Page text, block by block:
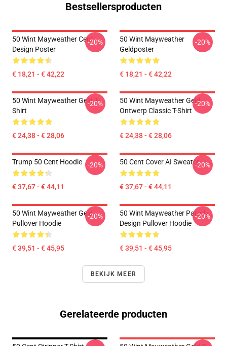
Bestsellersproducten
50 Wint Mayweather Cent
Design Poster
€ 18,21 - € 42,22
-20%
50 Wint Mayweather
Geldposter
€ 18,21 - € 42,22
-20%
50 Wint Mayweather Geld T-
Shirt
€ 24,38 - € 28,06
-20%
50 Wint Mayweather Geld
Ontwerp Classic T-Shirt
€ 24,38 - € 28,06
-20%
Trump 50 Cent Hoodie
€ 37,67 - € 44,11
-20% 50 Cent Cover AI Sweater
€ 37,67 - € 44,11
-20%
50 Wint Mayweather Geld
Pullover Hoodie
€ 39,51 - € 45,95
-20%
50 Wint Mayweather Parody
Design Pullover Hoodie
€ 39,51 - € 45,95
-20%
BEKIJK MEER
Gerelateerde producten